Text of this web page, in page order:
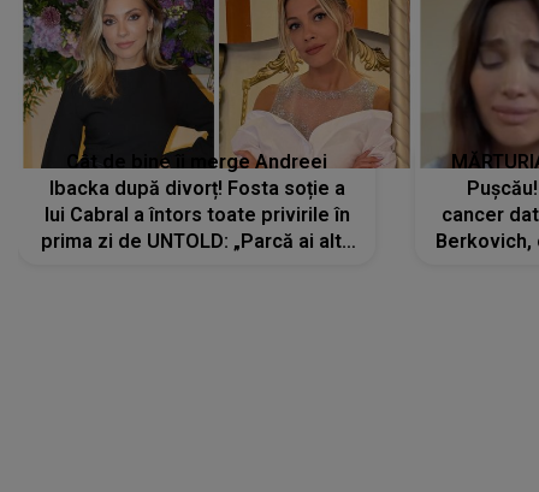
Cât de bine îi merge Andreei
Ibacka după divorț! Fosta soție a
lui Cabral a întors toate privirile în
prima zi de UNTOLD: „Parcă ai altă
cancer
Berkovich,